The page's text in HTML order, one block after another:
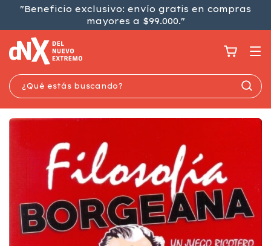
"Beneficio exclusivo: envío gratis en compras
mayores a $99.000."